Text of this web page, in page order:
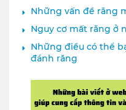
Những vấn đề răng
Nguy cơ mất răng ở
Những điều có thể
đánh răng